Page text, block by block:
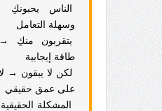
الناس
وسهلة التعامل
يتقربون منكِ →
طاقة إيجابية
لكن لا يبقون →
على عمق حقيقي
المشكلة